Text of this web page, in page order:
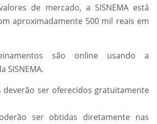
de mercado, a SISNEMA está
aproximadamente 500 mil reais em
são online usando a
SISNEMA.
deverão ser oferecidos gratuitamente
ser obtidas diretamente nas